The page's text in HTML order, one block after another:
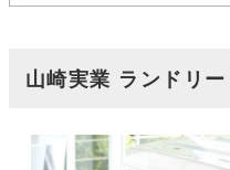
山崎実業 ランドリ